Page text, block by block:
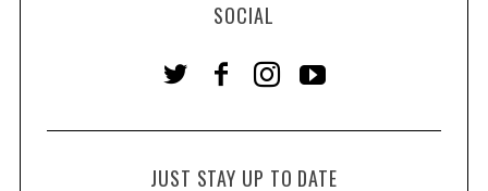
SOCIAL
JUST STAY UP TO DATE